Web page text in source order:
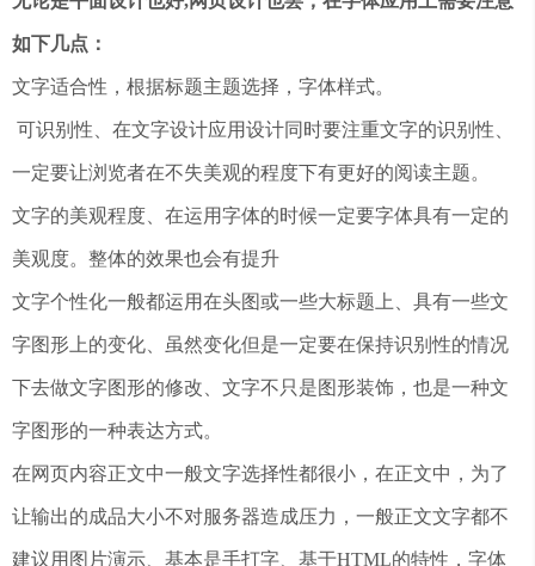
如下几点：
文字适合性，根据标题主题选择，字体样式。
可识别性、在文字设计应用设计同时要注重文字的识别性、
一定要让浏览者在不失美观的程度下有更好的阅读主题。
文字的美观程度、在运用字体的时候一定要字体具有一定的
美观度。整体的效果也会有提升
文字个性化一般都运用在头图或一些大标题上、具有一些文
字图形上的变化、虽然变化但是一定要在保持识别性的情况
下去做文字图形的修改、文字不只是图形装饰，也是一种文
字图形的一种表达方式。
在网页内容正文中一般文字选择性都很小，在正文中，为了
让输出的成品大小不对服务器造成压力，一般正文文字都不
建议用图片演示、基本是手打字、基于HTML的特性，字体